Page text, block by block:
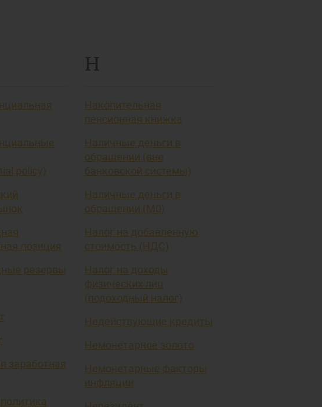
policy)
позиция
резервы
заработная
Н
Накопительная
пенсионная книжка
Наличные деньги в
обращении (вне
банковской системы)
Наличные деньги в
обращении (М0)
Налог на добавленную
стоимость (НДС)
Налог на доходы
физических лиц
(подоходный налог)
Недействующие кредиты
Немонетарное золото
Немонетарные факторы
инфляции